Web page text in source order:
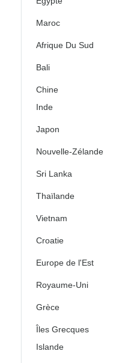
Maroc
Afrique Du Sud
Bali
Chine
Inde
Japon
Nouvelle-Zélande
Sri Lanka
Thaïlande
Vietnam
Croatie
Europe de l'Est
Royaume-Uni
Grèce
Îles Grecques
Islande